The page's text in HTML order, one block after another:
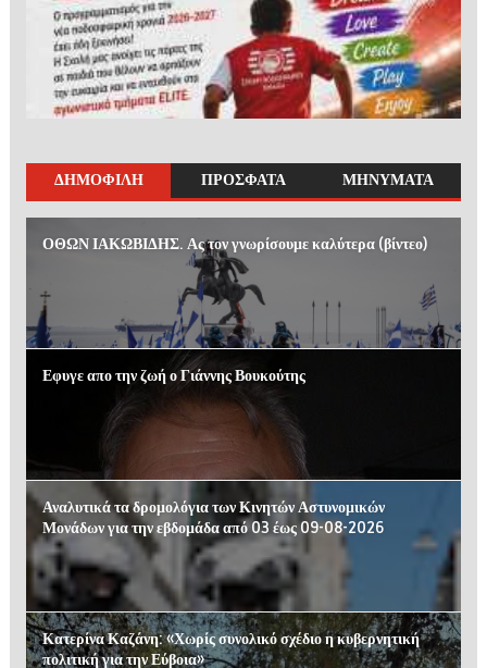
ΔΗΜΟΦΙΛΗ ΠΡΟΣΦΑΤΑ ΜΗΝΥΜΑΤΑ
ΟΘΩΝ ΙΑΚΩΒΙΔΗΣ. Ας τον γνωρίσουμε καλύτερα (βίντεο)
Εφυγε απο την ζωή ο Γιάννης Βουκούτης
Αναλυτικά τα δρομολόγια των Κινητών Αστυνομικών
Μονάδων για την εβδομάδα από 03 έως 09-08-2026
Κατερίνα Καζάνη: «Χωρίς συνολικό σχέδιο η κυβερνητική
πολιτική για την Εύβοια»